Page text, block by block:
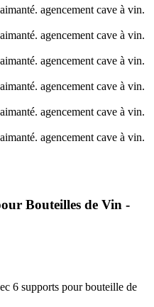
Bouteilles de Vin -
6 supports pour bouteille de